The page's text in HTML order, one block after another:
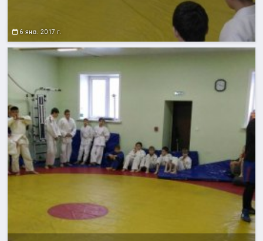
6 янв. 2017 г.